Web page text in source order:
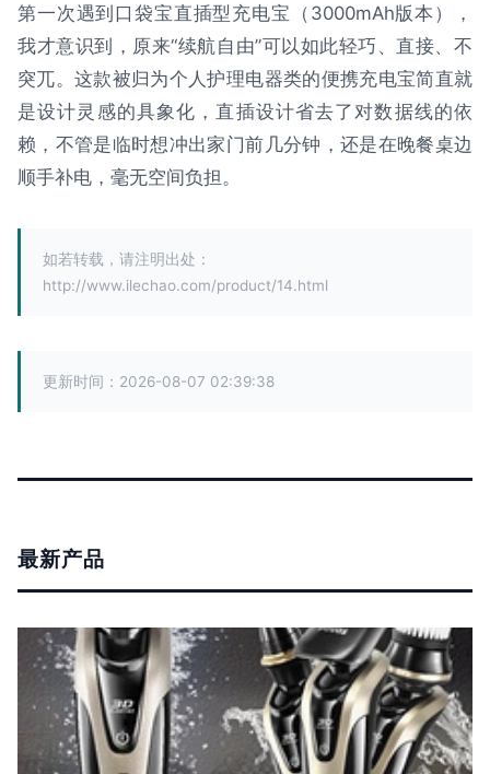
第一次遇到口袋宝直插型充电宝（3000mAh版本），
我才意识到，原来“续航自由”可以如此轻巧、直接、不
突兀。这款被归为个人护理电器类的便携充电宝简直就
是设计灵感的具象化，直插设计省去了对数据线的依
赖，不管是临时想冲出家门前几分钟，还是在晚餐桌边
顺手补电，毫无空间负担。
如若转载，请注明出处：
http://www.ilechao.com/product/14.html
更新时间：2026-08-07 02:39:38
最新产品